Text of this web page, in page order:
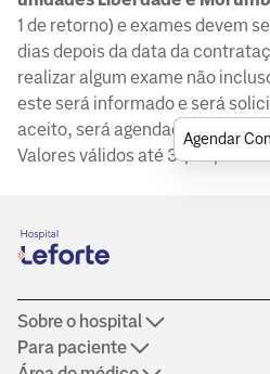
1 de retorno) e exames devem
dias depois da data da
realizar algum exame não
este será informado e será
aceito, será agendado,
Valores válidos até 31/08/2026.
Sobre o hospital
Para paciente
Agendar